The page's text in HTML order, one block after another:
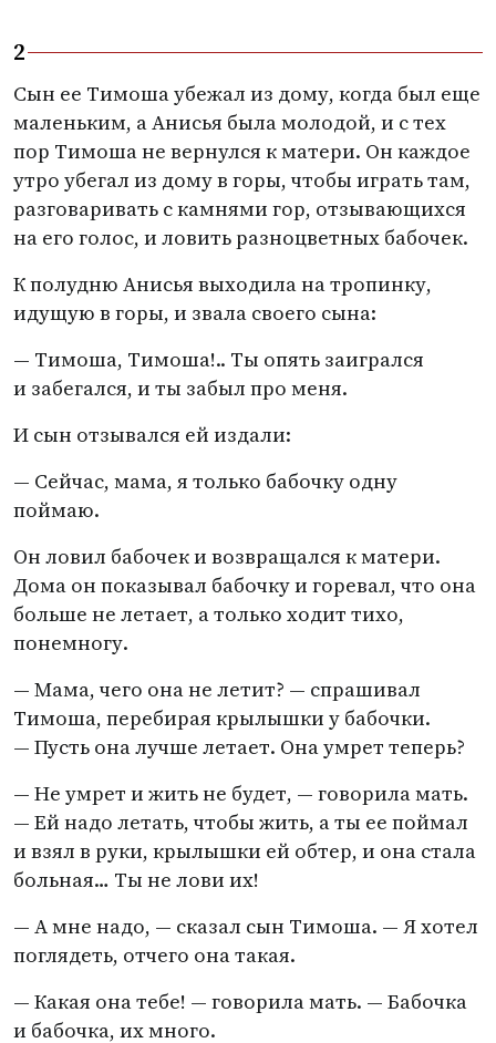
2
Сын ее Тимоша убежал из дому, когда был еще
маленьким, а Анисья была молодой, и с тех
пор Тимоша не вернулся к матери. Он каждое
утро убегал из дому в горы, чтобы играть там,
разговаривать с камнями гор, отзывающихся
на его голос, и ловить разноцветных бабочек.
К полудню Анисья выходила на тропинку,
идущую в горы, и звала своего сына:
— Тимоша, Тимоша!.. Ты опять заигрался
и забегался, и ты забыл про меня.
И сын отзывался ей издали:
— Сейчас, мама, я только бабочку одну
поймаю.
Он ловил бабочек и возвращался к матери.
Дома он показывал бабочку и горевал, что она
больше не летает, а только ходит тихо,
понемногу.
— Мама, чего она не летит? — спрашивал
Тимоша, перебирая крылышки у бабочки.
— Пусть она лучше летает. Она умрет теперь?
— Не умрет и жить не будет, — говорила мать.
— Ей надо летать, чтобы жить, а ты ее поймал
и взял в руки, крылышки ей обтер, и она стала
больная… Ты не лови их!
— А мне надо, — сказал сын Тимоша. — Я хотел
поглядеть, отчего она такая.
— Какая она тебе! — говорила мать. — Бабочка
и бабочка, их много.